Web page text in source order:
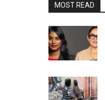
MOST READ